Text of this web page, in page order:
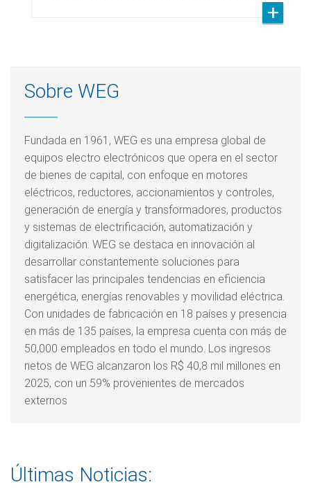
Sobre WEG
Fundada en 1961, WEG es una empresa global de
equipos electro electrónicos que opera en el sector
de bienes de capital, con enfoque en motores
eléctricos, reductores, accionamientos y controles,
generación de energía y transformadores, productos
y sistemas de electrificación, automatización y
digitalización. WEG se destaca en innovación al
desarrollar constantemente soluciones para
satisfacer las principales tendencias en eficiencia
energética, energías renovables y movilidad eléctrica.
Con unidades de fabricación en 18 países y presencia
en más de 135 países, la empresa cuenta con más de
50,000 empleados en todo el mundo. Los ingresos
netos de WEG alcanzaron los R$ 40,8 mil millones en
2025, con un 59% provenientes de mercados
externos
Últimas Noticias: